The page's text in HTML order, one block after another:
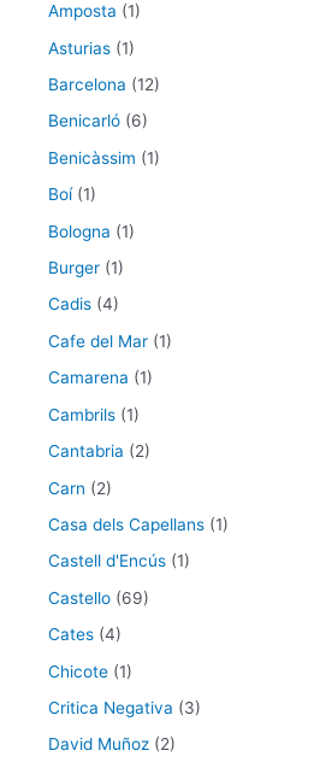
Amposta (1)
Asturias (1)
Barcelona (12)
Benicarló (6)
Benicàssim (1)
Boí(1)
Bologna (1)
Burger (1)
Cadis (4)
Cafe del Mar (1)
Camarena (1)
Cambrils (1)
Cantabria (2)
Carn (2)
Casa dels Capellans (1)
Castell d'Encús (1)
Castello (69)
Cates (4)
Chicote (1)
Critica Negativa (3)
David Muñoz (2)